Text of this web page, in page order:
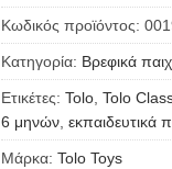
Κωδικός προϊόντος:
Κατηγορία: Βρεφικά
Ετικέτες: Tolo Tolo
6 μηνών εκπαιδευτικά
Μάρκα: Tolo Toys